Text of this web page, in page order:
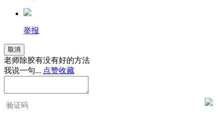
举报
取消
老师除胶有没有好的方法
我说一句... 点赞收藏